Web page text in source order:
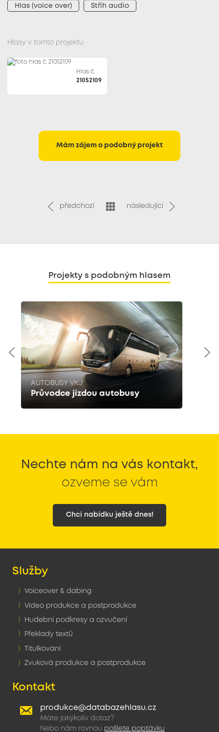
Hlas (voice over) Střih audio
Hlasy v tomto projektu
Hlas č.
21052109
Mám zájem o podobný projekt
předchozí následující
Projekty s podobným hlasem
AUTOBUSY VKJ
Průvodce jízdou autobusy
Nechte nám na vás kontakt,
ozveme se vám
Chci nabídku ještě dnes!
Služby
Voiceover & dabing
Video produkce a postprodukce
Hudební podkresy a ozvučení
Překlady textů
Titulkování
Zvuková produkce a postprodukce
Kontakt
produkce@databazehlasu.cz
Máte jakýkoliv dotaz?
Nebo nám rovnou pošlete poptávku